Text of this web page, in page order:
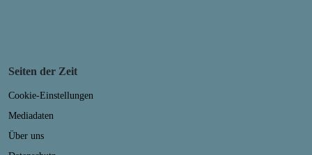
Seiten der Zeit
Cookie-Einstellungen
Mediadaten
Über uns